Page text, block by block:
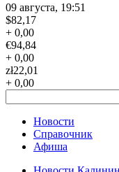
09 августа, 19:51
$82,17
+ 0,00
€94,84
+ 0,00
zł22,01
+ 0,00
Новости
Справочник
Афиша